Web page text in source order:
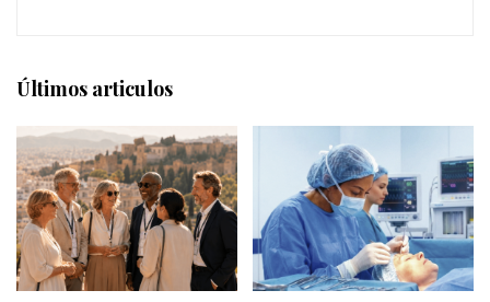
Últimos articulos